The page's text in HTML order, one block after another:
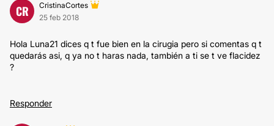
CR
CristinaCortes
25 feb 2018
Hola Luna21 dices q t fue bien en la cirugia pero si comentas q t
quedarás asi, q ya no t haras nada, también a ti se t ve flacidez
?
Responder